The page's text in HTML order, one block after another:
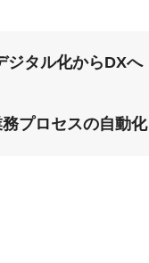
ジタル化からDXへ
プロセスの自動化